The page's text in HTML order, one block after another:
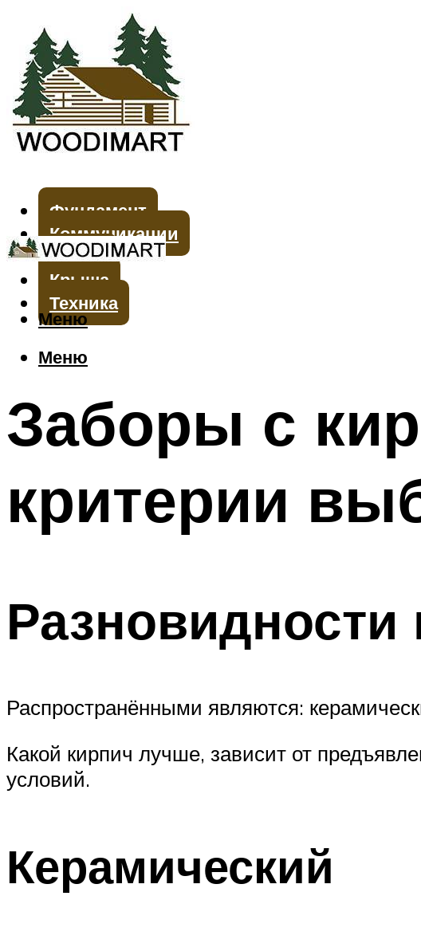
Фундамент
Коммуникации
Стены
Крыша
Техника
Меню
Меню
Заборы с
критерии
Разновидности
Распространёнными являются:
Какой кирпич лучше, зависит от
условий.
Керамический